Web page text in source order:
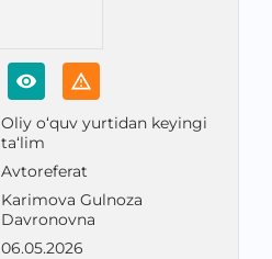
Oliy o‘quv yurtidan keyingi
ta‘lim
Avtoreferat
Karimova Gulnoza
Davronovna
06.05.2026